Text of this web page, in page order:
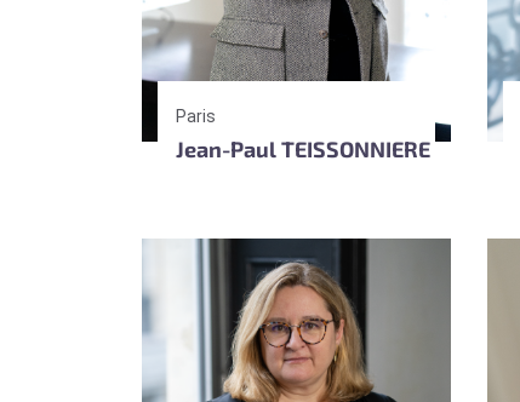
Paris
Jean-Paul TEISSONNIERE